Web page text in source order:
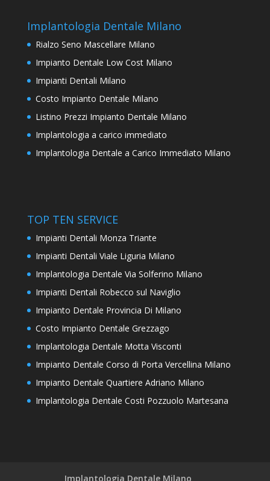
Implantologia Dentale Milano
Rialzo Seno Mascellare Milano
Impianto Dentale Low Cost Milano
Impianti Dentali Milano
Costo Impianto Dentale Milano
Listino Prezzi Impianto Dentale Milano
Implantologia a carico immediato
Implantologia Dentale a Carico Immediato Milano
TOP TEN SERVICE
Impianti Dentali Monza Triante
Impianti Dentali Viale Liguria Milano
Implantologia Dentale Via Solferino Milano
Impianti Dentali Robecco sul Naviglio
Impianto Dentale Provincia Di Milano
Costo Impianto Dentale Grezzago
Implantologia Dentale Motta Visconti
Impianto Dentale Corso di Porta Vercellina Milano
Impianto Dentale Quartiere Adriano Milano
Implantologia Dentale Costi Pozzuolo Martesana
Implantologia Dentale Milano